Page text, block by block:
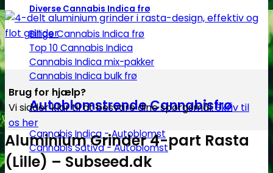
Diverse Cannabis Indica frø
Billige Cannabis Indica frø
Top 10 Cannabis Indica
Cannabis Indica mix-pakker
Cannabis Indica bulk frø
Autoblomstrende Cannabisfrø
Cannabis Indica - Autoblomst
Cannabis Sativa - Autoblomst
Brug for hjælp?
Vi sidder klar til at besvare dine spørgsmål.Skriv til
os her
Aluminium Grinder 4-part Rasta
(Lille) – Subseed.dk